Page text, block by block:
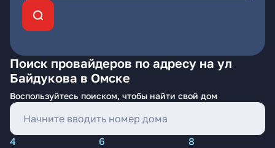
Поиск провайдеров по адресу на ул
Байдукова в Омске
Воспользуйтесь поиском, чтобы найти свой дом
4 6
8